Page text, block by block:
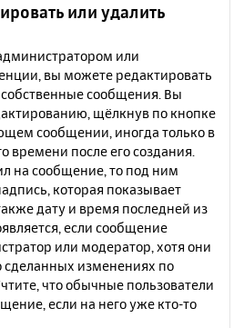
или удалить
или
вы можете редактировать
собственные сообщения. Вы
щёлкнув по кнопке
сообщении, иногда только в
времени после его создания.
на сообщение, то под ним
которая показывает
дату и время последней из
если сообщение
или модератор, хотя они
сделанных изменениях по
что обычные пользователи
если на него уже кто-то